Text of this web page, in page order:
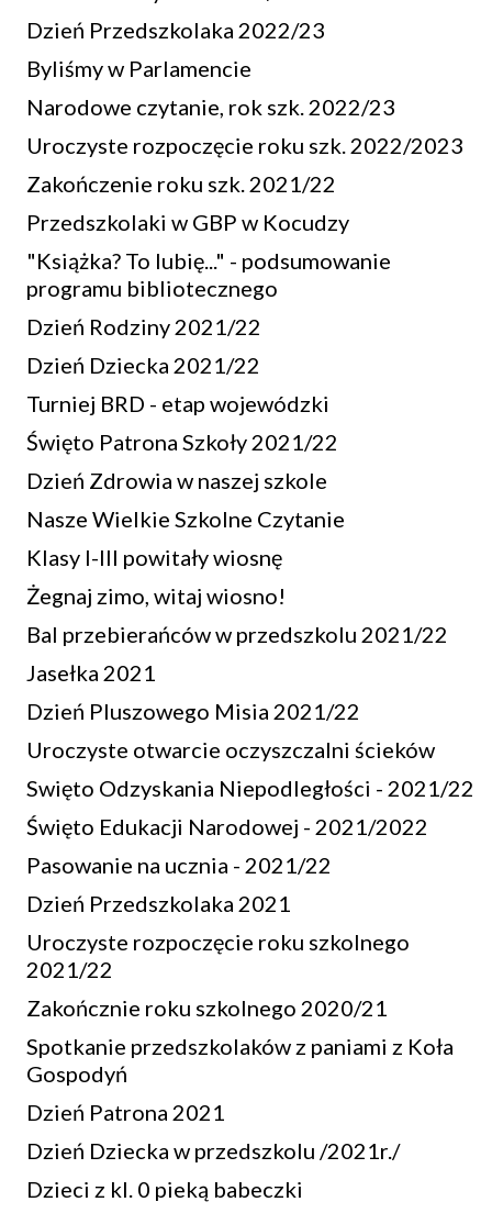
Dzień Przedszkolaka 2022/23
Byliśmy w Parlamencie
Narodowe czytanie, rok szk. 2022/23
Uroczyste rozpoczęcie roku szk. 2022/2023
Zakończenie roku szk. 2021/22
Przedszkolaki w GBP w Kocudzy
"Książka? To lubię..." - podsumowanie
programu bibliotecznego
Dzień Rodziny 2021/22
Dzień Dziecka 2021/22
Turniej BRD - etap wojewódzki
Święto Patrona Szkoły 2021/22
Dzień Zdrowia w naszej szkole
Nasze Wielkie Szkolne Czytanie
Klasy I-III powitały wiosnę
Żegnaj zimo, witaj wiosno!
Bal przebierańców w przedszkolu 2021/22
Jasełka 2021
Dzień Pluszowego Misia 2021/22
Uroczyste otwarcie oczyszczalni ścieków
Swięto Odzyskania Niepodległości - 2021/22
Święto Edukacji Narodowej - 2021/2022
Pasowanie na ucznia - 2021/22
Dzień Przedszkolaka 2021
Uroczyste rozpoczęcie roku szkolnego
2021/22
Zakończnie roku szkolnego 2020/21
Spotkanie przedszkolaków z paniami z Koła
Gospodyń
Dzień Patrona 2021
Dzień Dziecka w przedszkolu /2021r./
Dzieci z kl. 0 pieką babeczki